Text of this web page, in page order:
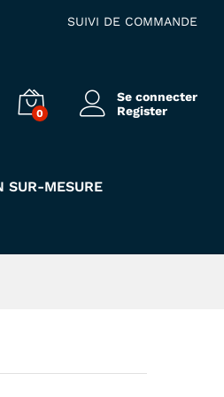
SUIVI DE COMMANDE
0
Se connecter
Register
SUR-MESURE
Ajouter au panier